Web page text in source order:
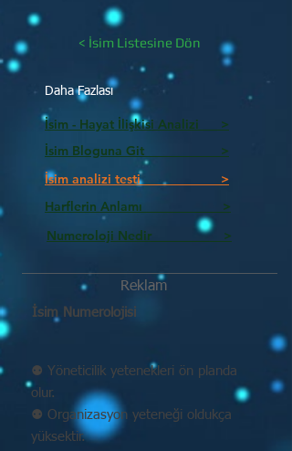
< İsim Listesine Dön
Daha Fazlası
İsim - Hayat İlişkisi Analizi >
İsim Bloguna Git >
İsim analizi testi >
Harflerin Anlamı >
Numeroloji Nedir_________ >
Reklam
İsim Numerolojisi
⚉ Yöneticilik yetenekleri ön planda
olur.
⚉ Organizasyon yeteneği oldukça
yüksektir.